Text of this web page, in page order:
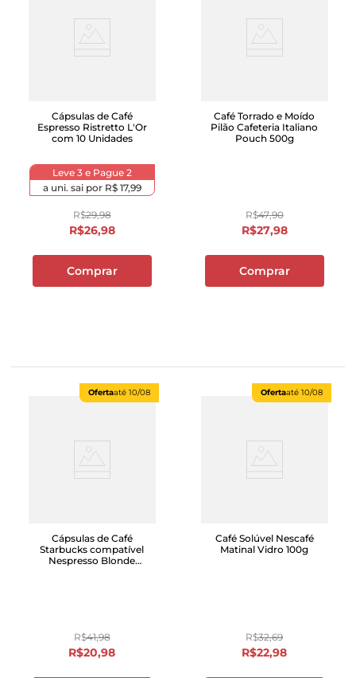
Cápsulas de Café
Espresso Ristretto L'Or
com 10 Unidades
Leve 3 e Pague 2
a uni. sai por R$ 17,99
R$29,98
R$26,98
Comprar
Café Torrado e Moído
Pilão Cafeteria Italiano
Pouch 500g
R$47,90
R$27,98
Comprar
Ofertaaté 10/08
Cápsulas de Café
Starbucks compatível
Nespresso Blonde
R$41,98
R$20,98
Ofertaaté 10/08
Café Solúvel Nescafé
Matinal Vidro 100g
R$32,69
R$22,98